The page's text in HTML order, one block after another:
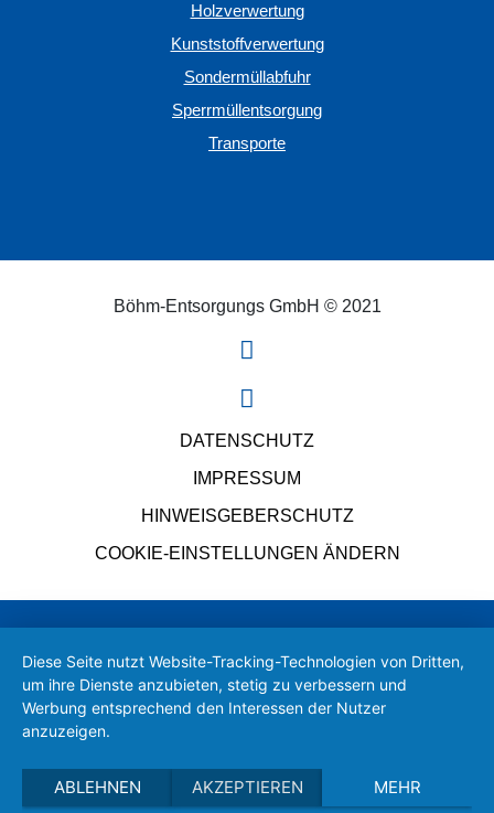
Holzverwertung
Kunststoffverwertung
Sondermüllabfuhr
Sperrmüllentsorgung
Transporte
Böhm-Entsorgungs GmbH © 2021
DATENSCHUTZ
IMPRESSUM
HINWEISGEBERSCHUTZ
COOKIE-EINSTELLUNGEN ÄNDERN
Diese Seite nutzt Website-Tracking-Technologien von Dritten,
um ihre Dienste anzubieten, stetig zu verbessern und
Werbung entsprechend den Interessen der Nutzer
anzuzeigen.
ABLEHNEN AKZEPTIEREN MEHR